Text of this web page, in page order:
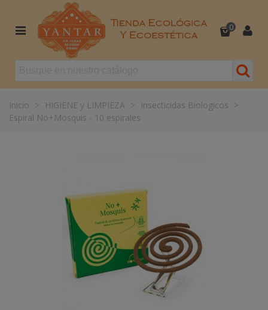
0
Inicio > HIGIENE y LIMPIEZA > Insecticidas Biologicos >
Espiral No+Mosquis - 10 espirales